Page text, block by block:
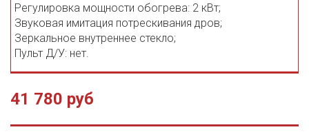
Регулировка мощности обогрева: 2 кВт;
Звуковая имитация потрескивания дров;
Зеркальное внутреннее стекло;
Пульт Д/У: нет.
41 780 руб